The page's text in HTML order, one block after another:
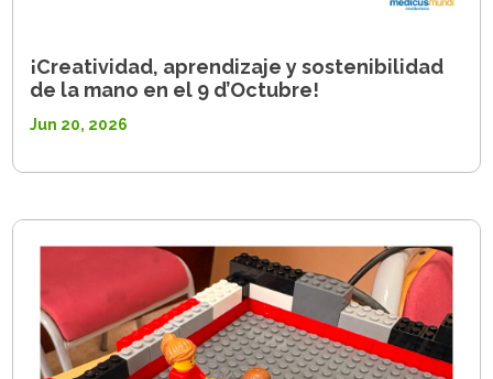
¡Creatividad, aprendizaje y sostenibilidad
de la mano en el 9 d’Octubre!
Jun 20, 2026